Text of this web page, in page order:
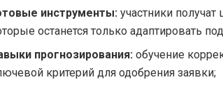
инструменты: участники
останется только адаптировать
прогнозирования: обучение
критерий для одобрения заявки;